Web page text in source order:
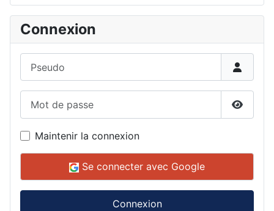
Connexion
Maintenir la connexion
Se connecter avec Google
Connexion